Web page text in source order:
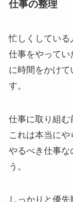
仕事の整理
忙しくしている
仕事をやって
に時間をかけて
す。
仕事に取り組む
これは本当に
やるべき仕事な
う。
しっかりと優